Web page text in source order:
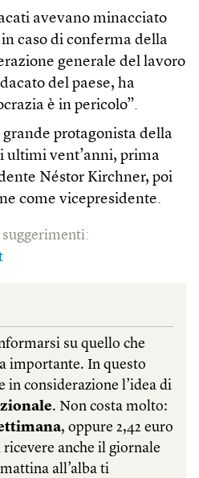
avevano minacciato
caso di conferma della
generale del lavoro
del paese, ha
è in pericolo”.
protagonista della
ultimi vent’anni, prima
Néstor Kirchner, poi
come vicepresidente.